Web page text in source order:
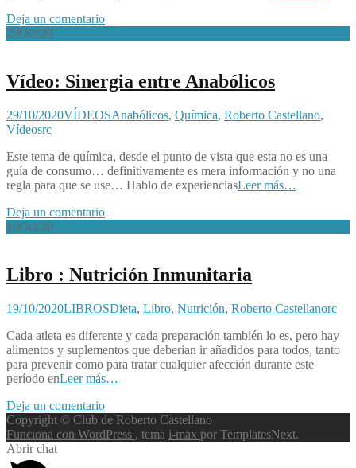
Deja un comentario
29Oct/20
Vídeo: Sinergia entre Anabólicos
29/10/2020VÍDEOSAnabólicos, Química, Roberto Castellano,
Vídeosrc
Este tema de química, desde el punto de vista que esta no es una
guía de consumo… definitivamente es mera información y no una
regla para que se use… Hablo de experienciasLeer más…
Deja un comentario
19Oct/20
Libro : Nutrición Inmunitaria
19/10/2020LIBROSDieta, Libro, Nutrición, Roberto Castellanorc
Cada atleta es diferente y cada preparación también lo es, pero hay
alimentos y suplementos que deberían ir añadidos para todos, tanto
para prevenir como para tratar cualquier afección durante este
período enLeer más…
Deja un comentario
Copyright © Club de Roberto Castellano
Funciona con WordPress , tema i-max por TemplatesNext.
Abrir chat